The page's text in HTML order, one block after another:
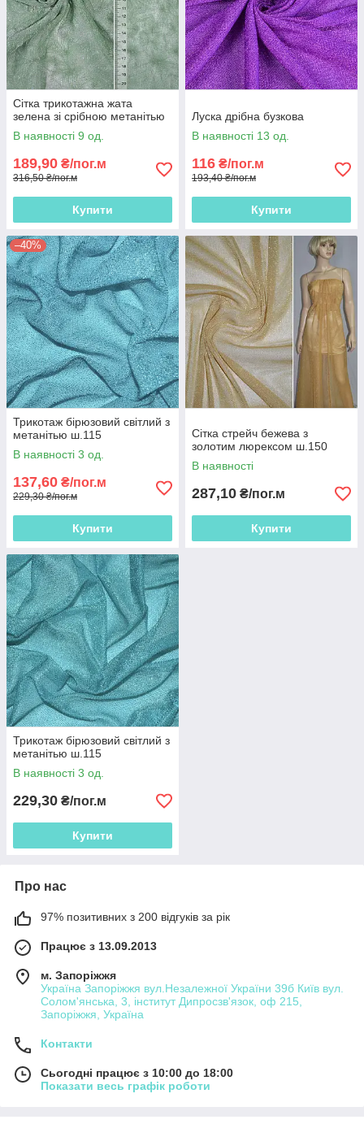
Сітка трикотажна жата
зелена зі срібною метанітью
В наявності 9 од.
189,90 ₴/пог.м
316,50 ₴/пог.м
Купити
Луска дрібна бузкова
В наявності 13 од.
116 ₴/пог.м
193,40 ₴/пог.м
Купити
–40%
Трикотаж бірюзовий світлий з
метанітью ш.115
В наявності 3 од.
137,60 ₴/пог.м
229,30 ₴/пог.м
Купити
Сітка стрейч бежева з
золотим люрексом ш.150
В наявності
287,10 ₴/пог.м
Купити
Трикотаж бірюзовий світлий з
метанітью ш.115
В наявності 3 од.
229,30 ₴/пог.м
Купити
Про нас
97% позитивних з 200 відгуків за рік
Працює з 13.09.2013
м. Запоріжжя
Україна Запоріжжя вул.Незалежної України 39б Київ вул.
Солом'янська, 3, інститут Дипросзв'язок, оф 215,
Запоріжжя, Україна
Контакти
Сьогодні працює з 10:00 до 18:00
Показати весь графік роботи